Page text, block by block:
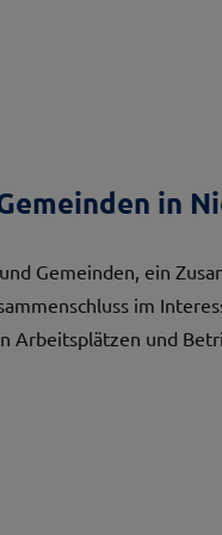
in
Gemeinden, ein
im
Arbeitsplätzen und